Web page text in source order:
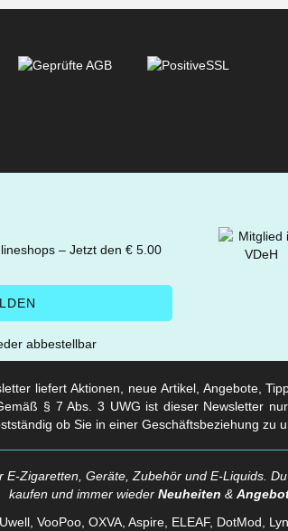
– Jetzt den € 5.00
abbestellbar
liefert Aktionen, neue Artikel, Angebote,
§ 7 Abs. 3 UWG ist dieser Newsletter
ob Sie in einer Geschäftsbeziehung zu
Zigaretten, Geräte, Zubehör und E-Liquids.
kaufen und immer wieder Neuheiten &